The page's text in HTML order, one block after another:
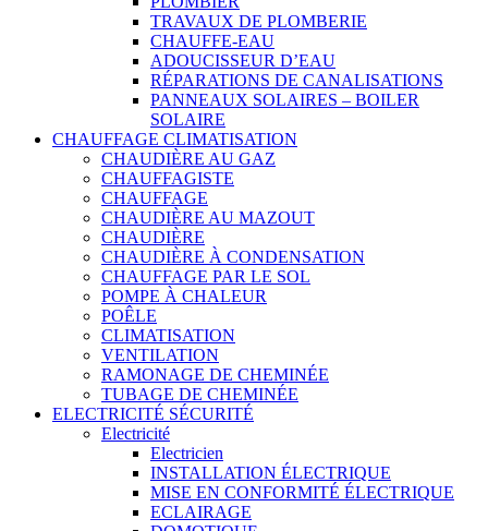
TRAVAUX DE PLOMBERIE
CHAUFFE-EAU
ADOUCISSEUR D’EAU
RÉPARATIONS DE CANALISATIONS
PANNEAUX SOLAIRES – BOILER
SOLAIRE
CHAUFFAGE CLIMATISATION
CHAUDIÈRE AU GAZ
CHAUFFAGISTE
CHAUFFAGE
CHAUDIÈRE AU MAZOUT
CHAUDIÈRE
CHAUDIÈRE À CONDENSATION
CHAUFFAGE PAR LE SOL
POMPE À CHALEUR
POÊLE
CLIMATISATION
VENTILATION
RAMONAGE DE CHEMINÉE
TUBAGE DE CHEMINÉE
ELECTRICITÉ SÉCURITÉ
Electricité
Electricien
INSTALLATION ÉLECTRIQUE
MISE EN CONFORMITÉ ÉLECTRIQUE
ECLAIRAGE